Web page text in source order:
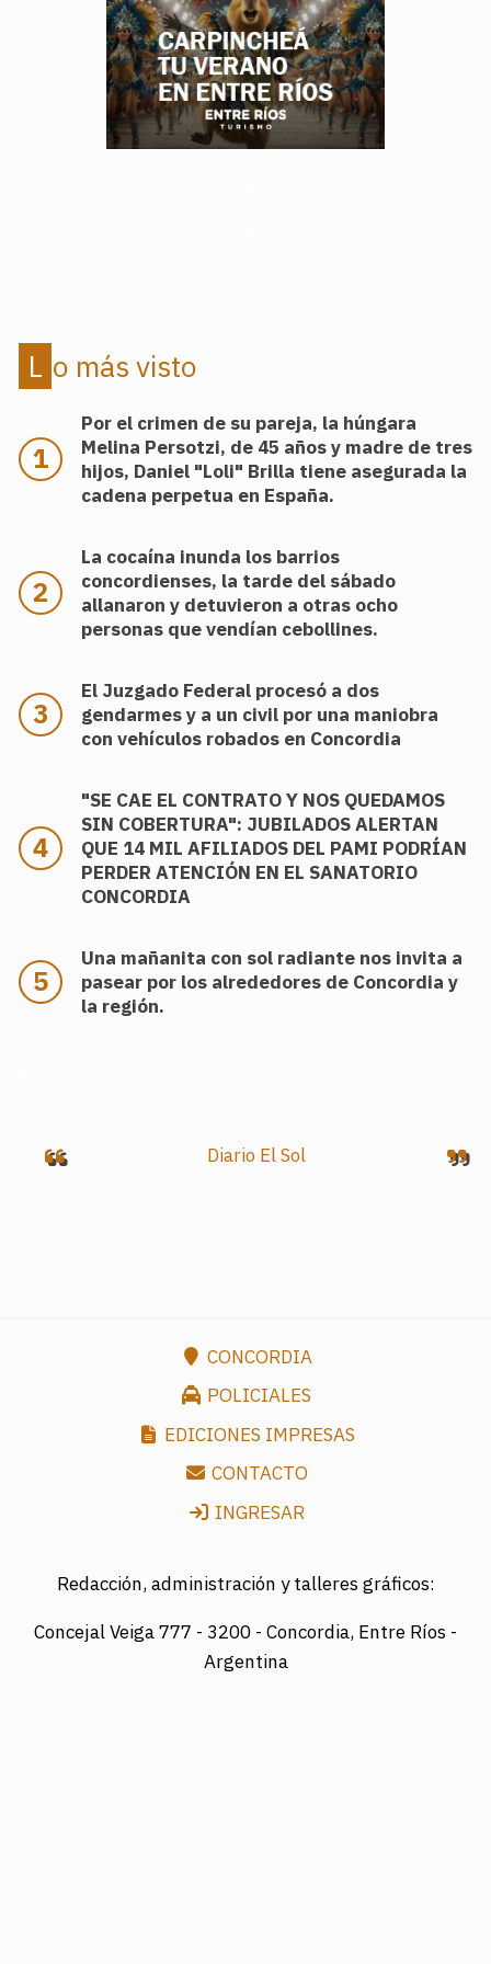
Lo más visto
Por el crimen de su pareja, la húngara
Melina Persotzi, de 45 años y madre de tres
hijos, Daniel "Loli" Brilla tiene asegurada la
cadena perpetua en España.
La cocaína inunda los barrios
concordienses, la tarde del sábado
allanaron y detuvieron a otras ocho
personas que vendían cebollines.
El Juzgado Federal procesó a dos
gendarmes y a un civil por una maniobra
con vehículos robados en Concordia
"SE CAE EL CONTRATO Y NOS QUEDAMOS
SIN COBERTURA": JUBILADOS ALERTAN
QUE 14 MIL AFILIADOS DEL PAMI PODRÍAN
PERDER ATENCIÓN EN EL SANATORIO
CONCORDIA
Una mañanita con sol radiante nos invita a
pasear por los alrededores de Concordia y
la región.
Diario El Sol
CONCORDIA
POLICIALES
EDICIONES IMPRESAS
CONTACTO
INGRESAR
Redacción, administración y talleres gráficos:
Concejal Veiga 777 - 3200 - Concordia, Entre Ríos -
Argentina